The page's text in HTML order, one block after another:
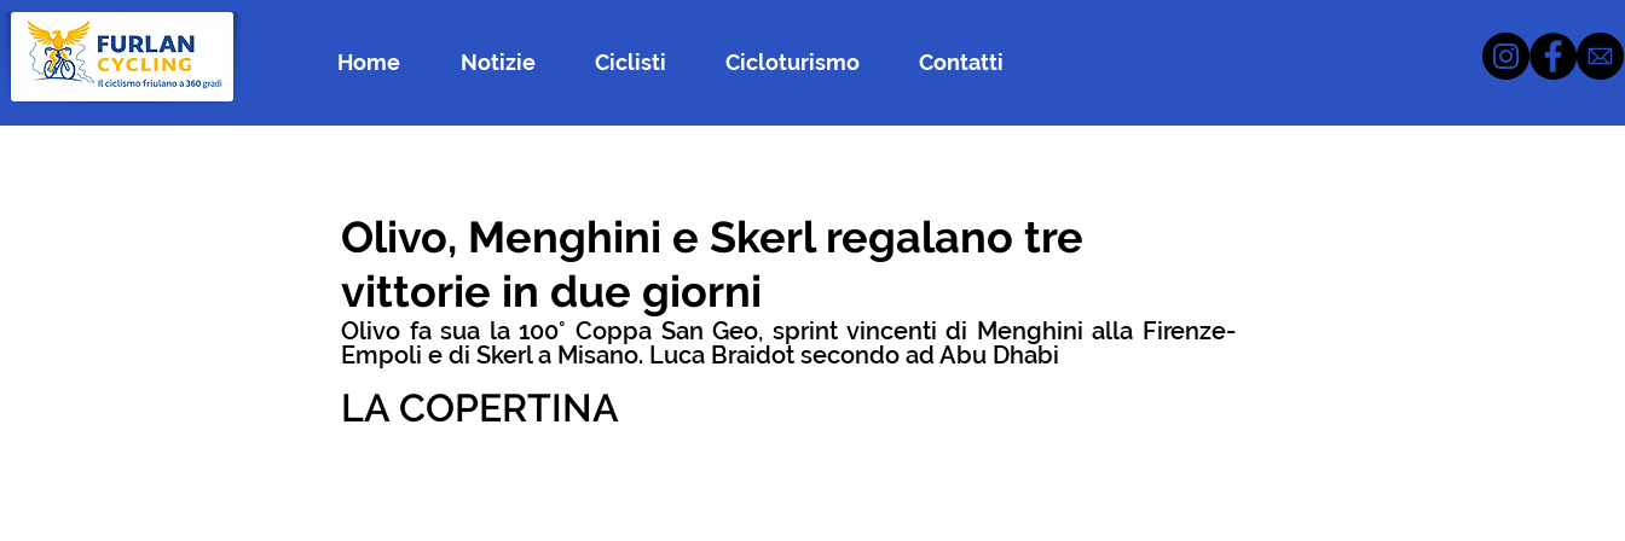
Home Notizie Ciclisti Cicloturismo Contatti
Olivo, Menghini e Skerl regalano tre
vittorie in due giorni
Olivo fa sua la 100° Coppa San Geo, sprint vincenti di Menghini alla Firenze-
Empoli e di Skerl a Misano. Luca Braidot secondo ad Abu Dhabi
LA COPERTINA